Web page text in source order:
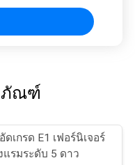
ภัณฑ์
ดเกรด E1 เฟอร์นิเจอร์
แรมระดับ 5 ดาว